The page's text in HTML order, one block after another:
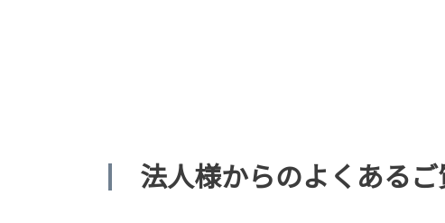
法人様からのよくある